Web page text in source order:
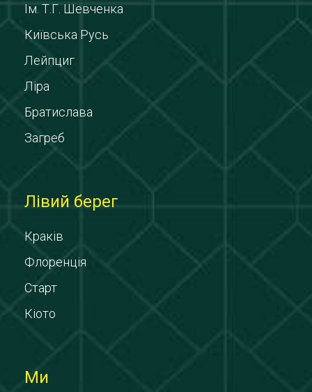
Ім. Т.Г. Шевченка
Київська Русь
Лейпциг
Ліра
Братислава
Загреб
Лівий берег
Краків
Флоренція
Старт
Кіото
Ми